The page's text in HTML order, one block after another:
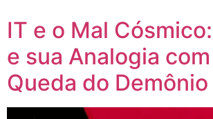
IT e o Mal
e sua Analogia com
Queda do